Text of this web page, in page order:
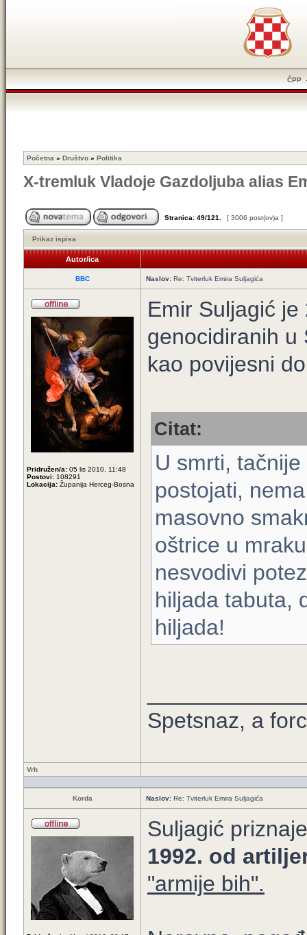
ČPP
Početna » Društvo » Politika
X-tremluk Vladoje Gazdoljuba alias
Stranica: 49/121 [ 3006 post(ov)a ]
Prikaz ispisa
Autor/ica
BBC Naslov: Re: Tviterluk Emira Suljagića
Pridružen/a: 05 lis 2010, 11:48
Postovi: 108291
Lokacija: Županija Herceg-Bosna
Emir Suljagić
genocidiranih u
kao povijesni
Citat:
U smrti,
postojati,
masovno
oštrice u
nesvodivi
hiljada tabuta,
hiljada!
Spetsnaz, a
Vrh
Korda Naslov: Re: Tviterluk Emira Suljagića
Suljagić
1992. od
"armije bih".